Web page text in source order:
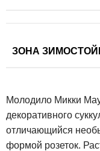
ЗОНА
Молодило Микки
декоративного
отличающийся
формой розеток.